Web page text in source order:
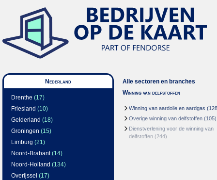
Nederland
Drenthe (17)
Friesland (10)
Gelderland (18)
Groningen (15)
Limburg (21)
Noord-Brabant(14)
Noord-Holland (134)
Overijssel (17)
Alle sectoren en branches
Winning van delfstoffen
Winning van aardolie en aardgas
Overige winning van delfstoffen (105)
Dienstverlening voor de winning van
delfstoffen (244)